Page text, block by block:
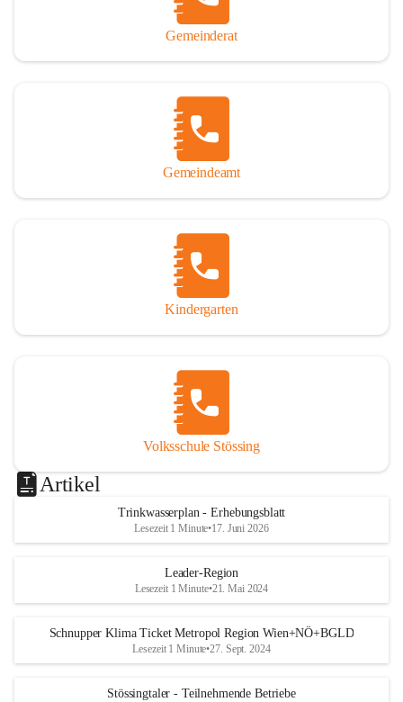
Gemeinderat
Gemeindeamt
Kindergarten
Volksschule Stössing
Artikel
Trinkwasserplan - Erhebungsblatt
Lesezeit 1 Minute•17. Juni 2026
Leader-Region
Lesezeit 1 Minute•21. Mai 2024
Schnupper Klima Ticket Metropol Region Wien+NÖ+BGLD
Lesezeit 1 Minute•27. Sept. 2024
Stössingtaler - Teilnehmende Betriebe